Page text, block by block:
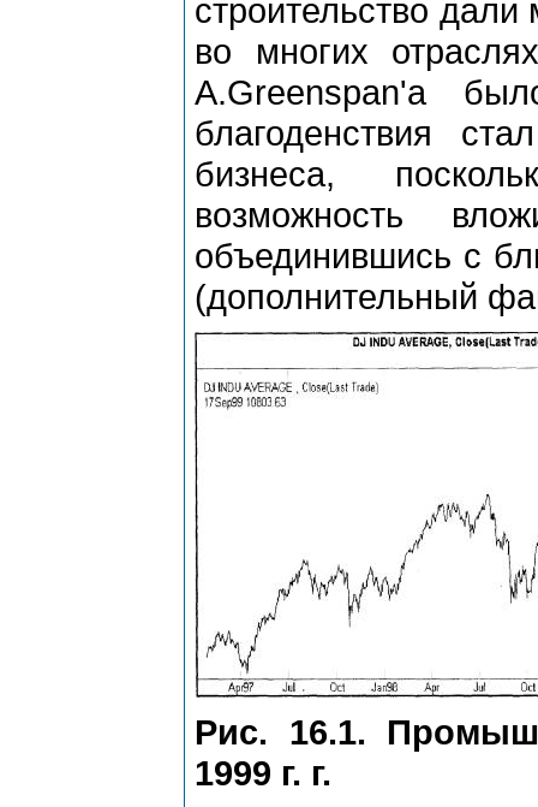
строительство
во многих
A.Greenspan'a
благоденствия
бизнеса,
возможность
объединившись с
(дополнительный
Рис. 16.1.
1999 г. г.